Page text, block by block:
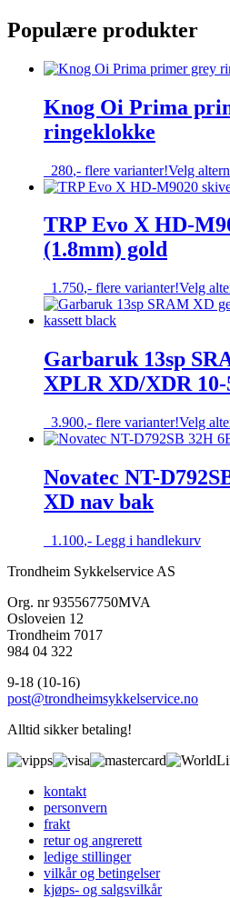
Populære produkter
Knog Oi Prima
ringeklokke
280,- flere varianter!Velg
TRP Evo X HD-
(1.8mm) gold
1.750,- flere varianter!Velg
Garbaruk 13sp
XPLR XD/XDR 10-
3.900,- flere varianter!Velg
Novatec NT-
XD nav bak
1.100,- Legg i handlekurv
Trondheim Sykkelservice AS
Org. nr 935567750MVA
Osloveien 12
Trondheim 7017
984 04 322
9-18 (10-16)
post@trondheimsykkelservice.no
Alltid sikker betaling!
kontakt
personvern
frakt
retur og angrerett
ledige stillinger
vilkår og betingelser
kjøps- og salgsvilkår